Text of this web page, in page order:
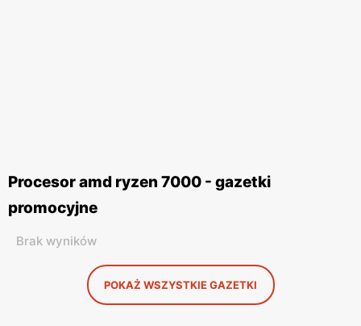
Procesor amd ryzen 7000 - gazetki
promocyjne
Brak wyników
POKAŻ WSZYSTKIE GAZETKI